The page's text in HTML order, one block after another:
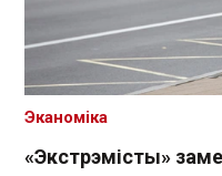
«Экстрэмісты»
Эканоміка